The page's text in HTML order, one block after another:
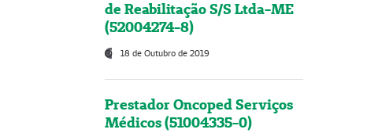
de Reabilitação S/S Ltda-ME
(52004274-8)
18 de Outubro de 2019
Prestador Oncoped Serviços
Médicos (51004335-0)